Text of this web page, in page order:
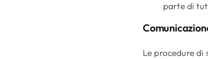
parte di
Le procedure di